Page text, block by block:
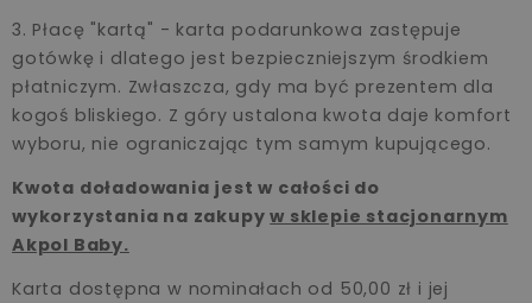
3. Płacę "kartą" - karta podarunkowa zastępuje
gotówkę i dlatego jest bezpieczniejszym środkiem
płatniczym. Zwłaszcza, gdy ma być prezentem dla
kogoś bliskiego. Z góry ustalona kwota daje komfort
wyboru, nie ograniczając tym samym kupującego.
Kwota doładowania jest w całości do
wykorzystania na zakupyw sklepie stacjonarnym
Akpol Baby.
Karta dostępna w nominałach od 50,00 zł i jej